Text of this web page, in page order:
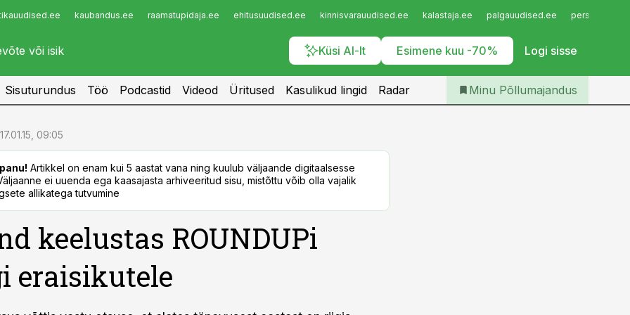
kaubandus.ee raamatupidaja.ee ehitusuudised.ee kinnisvarauudised.ee kalastaja.ee palgauudised.ee
Küsi AI-lt Esimene kuu -70% Logi sisse
Infopank
Iseteenindus
Telli Põllumajandus
Sisuturundus Töö Podcastid Videod Üritused Kasulikud lingid Radar Minu Põllumajandus
17.01.15, 09:05
Artikkel on enam kui 5 aastat vana ning kuulub väljaande digitaalsesse
ei uuenda ega kaasajasta arhiveeritud sisu, mistõttu võib olla vajalik
allikatega tutvumine
keelustas ROUNDUPi
eraisikutele